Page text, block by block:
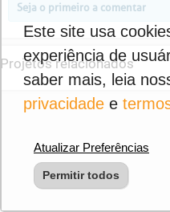
Seja o primeiro a comentar
Projetos relacionados
Este site usa
experiência de
saber mais, leia
privacidadee
Atualizar Preferências
Permitir todos